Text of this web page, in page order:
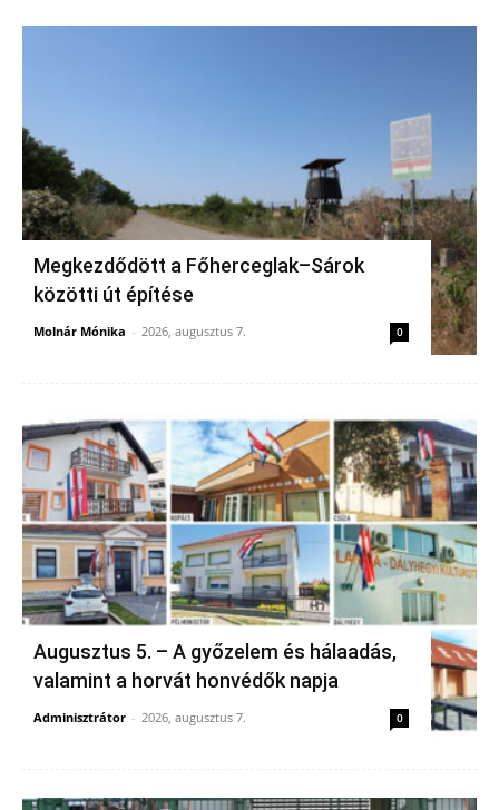
Megkezdődött a Főherceglak–Sárok
közötti út építése
Molnár Mónika - 2026, augusztus 7. 0
Augusztus 5. – A győzelem és hálaadás,
valamint a horvát honvédők napja
Adminisztrátor - 2026, augusztus 7. 0